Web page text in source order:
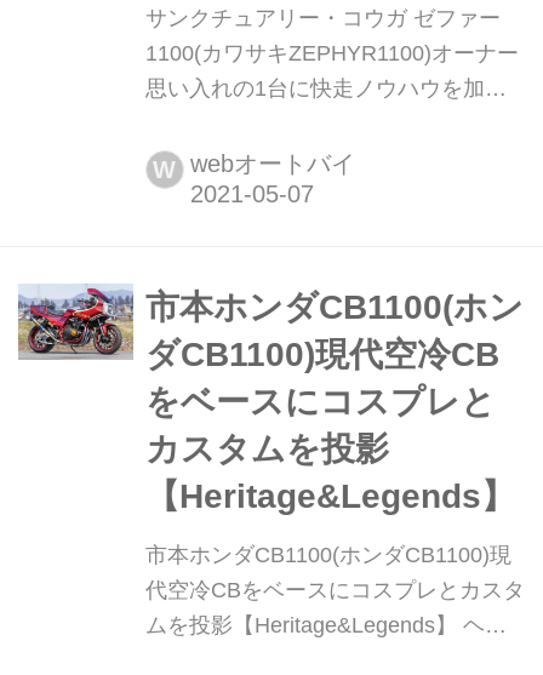
サンクチュアリー・コウガ ゼファー
1100(カワサキZEPHYR1100)オーナー
思い入れの1台に快走ノウハウを加え
リテイジ&レジェンズ|Heritage &
Legends 愛車とのバイクライフを、よ
決して探しきれない、全国の腕利きシ
ョップや最新パーツ&アパレルの深堀
り情報も満載! handl-mag.com ずっと
大事...
W webオートバイ
市本ホンダCB1100(ホン
ダCB1100)現代空冷CB
をベースにコスプレと
カスタムを投影
【Heritage&Legends】
市本ホンダCB1100(ホンダCB1100)現
代空冷CBをベースにコスプレとカスタ
ムを投影【Heritage&Legends】 ヘリ